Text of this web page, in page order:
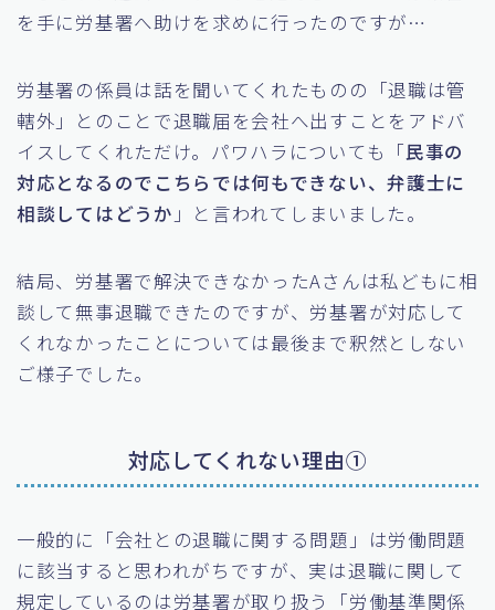
を手に労基署へ助けを求めに行ったのですが…
労基署の係員は話を聞いてくれたものの「退職は管
轄外」とのことで退職届を会社へ出すことをアドバ
イスしてくれただけ。パワハラについても「民事の
対応となるのでこちらでは何もできない、弁護士に
相談してはどうか 」と言われてしまいました。
結局、労基署で解決できなかったAさんは私どもに相
談して無事退職できたのですが、労基署が対応して
くれなかったことについては最後まで釈然としない
ご様子でした。
対応してくれない理由①
一般的に「会社との退職に関する問題」は労働問題
に該当すると思われがちですが、実は退職に関して
規定しているのは労基署が取り扱う「労働基準関係